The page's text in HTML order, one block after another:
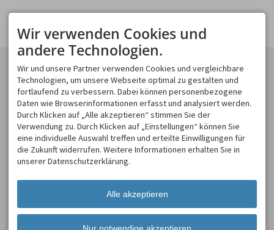
KONTAKT
Spirits of Nature GmbH
Moosweg 2
87545 Burgberg
DEUTSCHLAND
Tel. +49 8321 619 465
Fax +49 8321 619 463
info@spirits-of-nature.de
GESCHÄFTSBEREICHE
Spirits of Nature
Allgäu Incentive
Allgäu Schülerland
ÖFFNUNGSZEITEN
Mo - So
Wir verwenden Cookies und
andere Technologien.
Wir und unsere Partner verwenden Cookies und vergleichbare
Technologien, um unsere Webseite optimal zu gestalten und
fortlaufend zu verbessern. Dabei können personenbezogene
Daten wie Browserinformationen erfasst und analysiert werden.
Durch Klicken auf „Alle akzeptieren“ stimmen Sie der
Verwendung zu. Durch Klicken auf „Einstellungen“ können Sie
eine individuelle Auswahl treffen und erteilte Einwilligungen für
die Zukunft widerrufen. Weitere Informationen erhalten Sie in
unserer Datenschutzerklärung.
Alle akzeptieren